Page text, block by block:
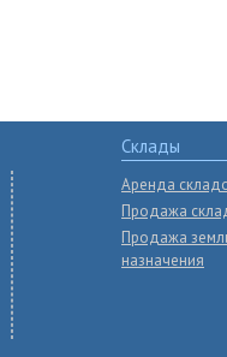
Склады
Аренда
Продажа
Продажа
назначения